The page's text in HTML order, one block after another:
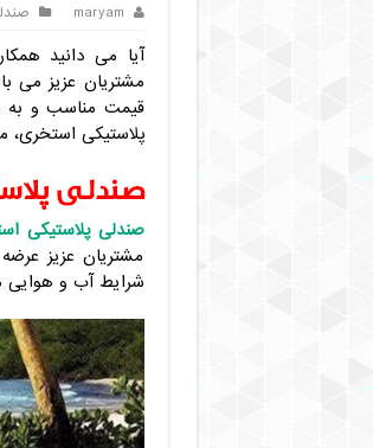
maryam
آیا می دانید
مشتریان عزیز می
قیمت مناسب و به
پلاستیکی استخری،
صندلی
صندلی پلاستیکی
مشتریان عزیز
شرایط آب و